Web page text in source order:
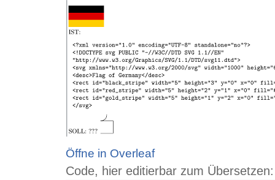
Öffne in Overleaf
Code, hier editierbar zum Übersetzen: